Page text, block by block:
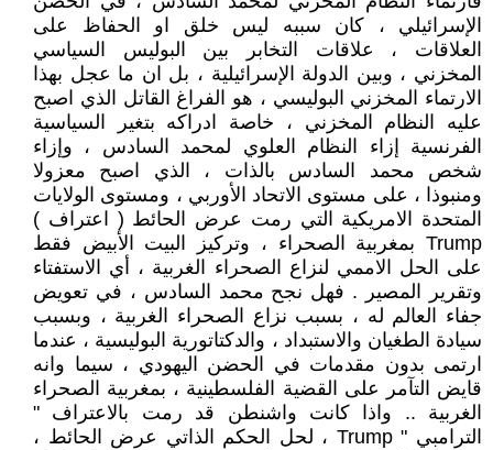
الإسرائيلي ، كان سببه ليس خلق او الحفاظ على
العلاقات ، علاقات التخابر بين البوليس السياسي
المخزني ، وبين الدولة الإسرائيلية ، بل ان ما عجل بهذا
الارتماء المخزني البوليسي ، هو الفراغ القاتل الذي اصبح
عليه النظام المخزني ، خاصة ادراكه بتغير السياسية
الفرنسية إزاء النظام العلوي لمحمد السادس ، وإزاء
شخص محمد السادس بالذات ، الذي اصبح معزولا
ومنبوذا ، على مستوى الاتحاد الأوربي ، ومستوى الولايات
المتحدة الامريكية التي رمت عرض الحائط ( اعتراف )
Trump بمغربية الصحراء ، وتركيز البيت الأبيض فقط
على الحل الاممي لنزاع الصحراء الغربية ، أي الاستفتاء
وتقرير المصير . فهل نجح محمد السادس ، في تعويض
جفاء العالم له ، بسبب نزاع الصحراء الغربية ، وبسبب
سيادة الطغيان والاستبداد ، والدكتاتورية البوليسية ، عندما
ارتمى بدون مقدمات في الحضن اليهودي ، سيما وانه
قايض التآمر على القضية الفلسطينية ، بمغربية الصحراء
الغربية .. واذا كانت واشنطن قد رمت بالاعتراف "
الترامبي " Trump ، لحل الحكم الذاتي عرض الحائط ،